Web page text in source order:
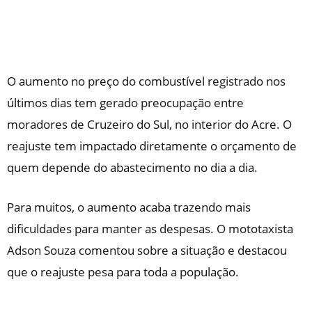
O aumento no preço do combustível registrado nos
últimos dias tem gerado preocupação entre
moradores de Cruzeiro do Sul, no interior do Acre. O
reajuste tem impactado diretamente o orçamento de
quem depende do abastecimento no dia a dia.
Para muitos, o aumento acaba trazendo mais
dificuldades para manter as despesas. O mototaxista
Adson Souza comentou sobre a situação e destacou
que o reajuste pesa para toda a população.